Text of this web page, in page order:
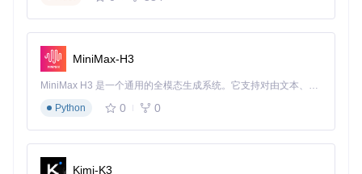
场景实践：GetQzonehistory的多元应用价值
个人数字时光机：构建完整的成长轨迹
对于个人用户，GetQzonehistory提供了建立"数字时光机"的
可能。通过定期备份QQ空间数据，用户可以构建完整的个人
成长轨迹。使用流程非常简单：首先在工具中设置备份周期，
按时间顺序回顾历年动态；最后可导出为图文报告，制作成电
子纪念册。这种方式让分散的记忆片段形成连贯的人生叙事，
成为珍贵的个人历史档案。
MiniMax-H3
MiniMax H3 是一个通用的全模态生成系统。它支持对由文本、图像、视频和音频组成的多模态上下文进行统一理解，并能生成分辨率高达 2K、时长可达 15 秒的带原生立体声音频的视频。得益于面向任务泛化的系统设计，H3 在预训练阶段就已具备广泛的多模态上下文理解与生成能力，能够出色地执行复杂的多模态指令。
Python
0 0
Kimi-K3